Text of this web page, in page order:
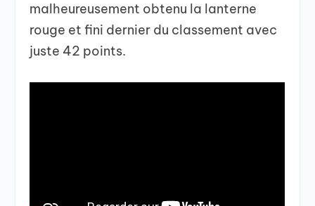
malheureusement obtenu la lanterne
rouge et fini dernier du classement avec
juste 42 points.